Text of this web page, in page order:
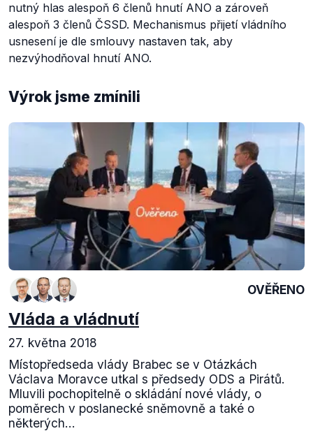
nutný hlas alespoň 6 členů hnutí ANO a zároveň
alespoň 3 členů ČSSD. Mechanismus přijetí vládního
usnesení je dle smlouvy nastaven tak, aby
nezvýhodňoval hnutí ANO.
Výrok jsme zmínili
OVĚŘENO
Vláda a vládnutí
27. května 2018
Místopředseda vlády Brabec se v Otázkách
Václava Moravce utkal s předsedy ODS a Pirátů.
Mluvili pochopitelně o skládání nové vlády, o
poměrech v poslanecké sněmovně a také o
některých...